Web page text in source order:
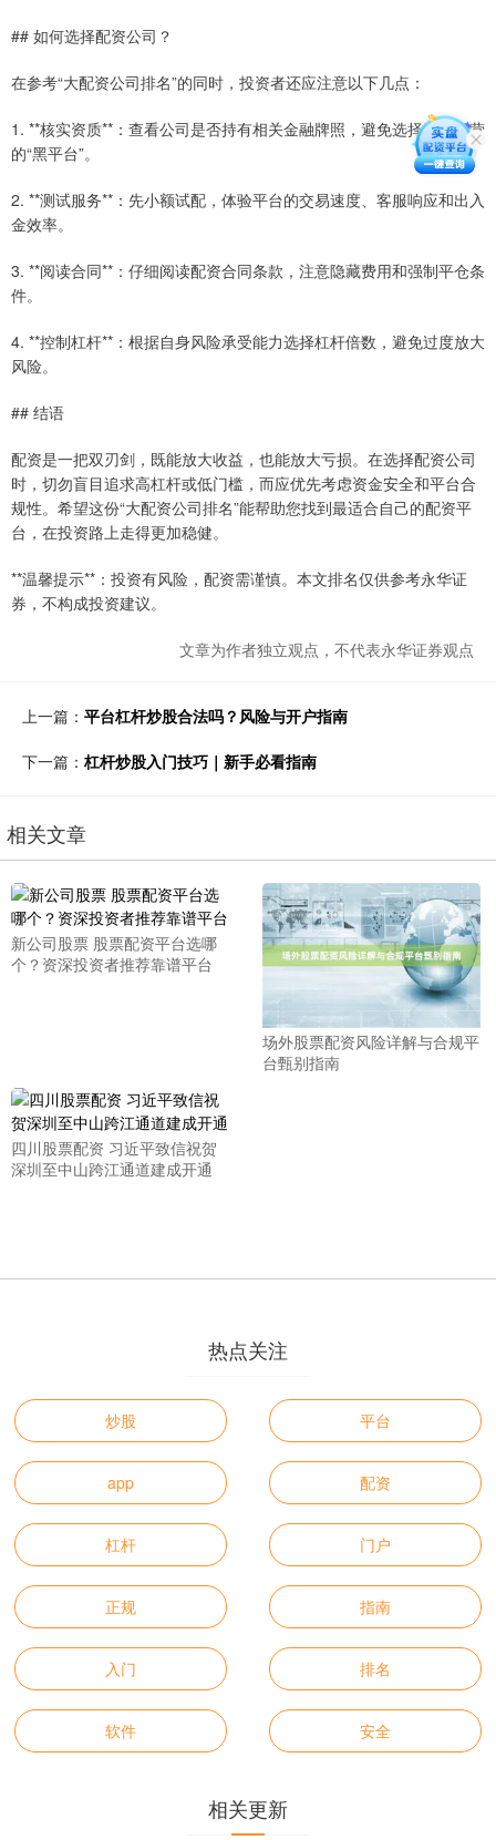
## 如何选择配资公司？
在参考“大配资公司排名”的同时，投资者还应注意以下几点：
1. **核实资质**：查看公司是否持有相关金融牌照，避免选择无证经营
的“黑平台”。
2. **测试服务**：先小额试配，体验平台的交易速度、客服响应和出入
金效率。
3. **阅读合同**：仔细阅读配资合同条款，注意隐藏费用和强制平仓条
件。
4. **控制杠杆**：根据自身风险承受能力选择杠杆倍数，避免过度放大
风险。
## 结语
配资是一把双刃剑，既能放大收益，也能放大亏损。在选择配资公司
时，切勿盲目追求高杠杆或低门槛，而应优先考虑资金安全和平台合
规性。希望这份“大配资公司排名”能帮助您找到最适合自己的配资平
台，在投资路上走得更加稳健。
**温馨提示**：投资有风险，配资需谨慎。本文排名仅供参考永华证
券，不构成投资建议。
文章为作者独立观点，不代表永华证券观点
上一篇： 平台杠杆炒股合法吗？风险与开户指南
下一篇： 杠杆炒股入门技巧｜新手必看指南
相关文章
新公司股票 股票配资平台选哪
个？资深投资者推荐靠谱平台
场外股票配资风险详解与合规平
台甄别指南
四川股票配资 习近平致信祝贺
深圳至中山跨江通道建成开通
热点关注
炒股 平台
app 配资
杠杆 门户
正规 指南
入门 排名
软件 安全
相关更新